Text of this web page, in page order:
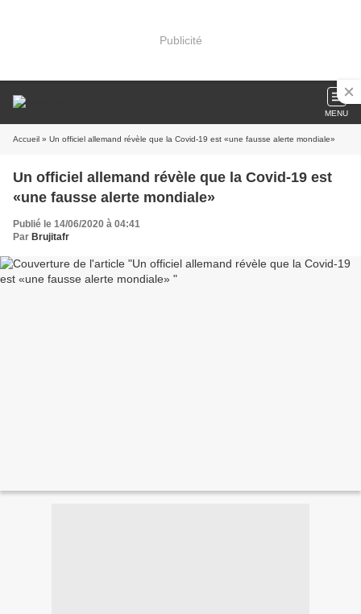
Publicité
MENU
Accueil » Un officiel allemand révèle que la Covid-19 est «une fausse alerte mondiale»
Un officiel allemand révèle que la Covid-19 est
«une fausse alerte mondiale»
Publié le 14/06/2020 à 04:41
Par Brujitafr